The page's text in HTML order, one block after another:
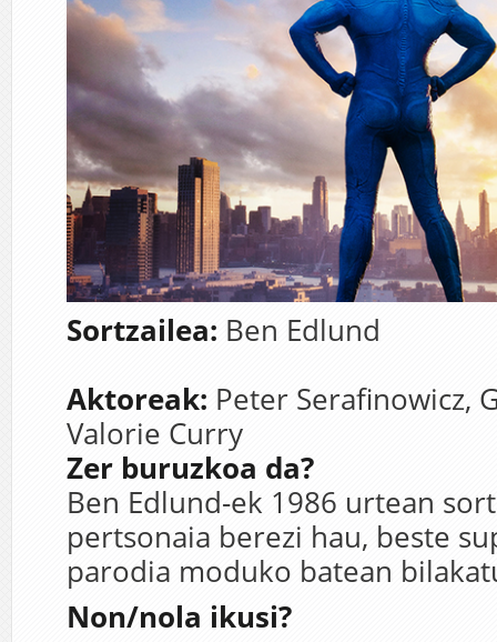
Sortzailea: Ben Edlund
Aktoreak: Peter Serafinowicz,
Valorie Curry
Zer buruzkoa da?
Ben Edlund-ek 1986 urtean
pertsonaia berezi hau, beste
parodia moduko batean
Non/nola ikusi?